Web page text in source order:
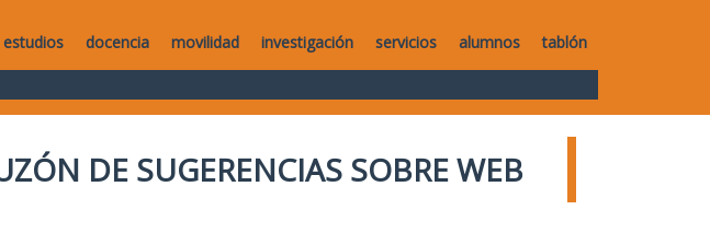
estudios docencia movilidad investigación servicios alumnos tablón
DE SUGERENCIAS SOBRE WEB